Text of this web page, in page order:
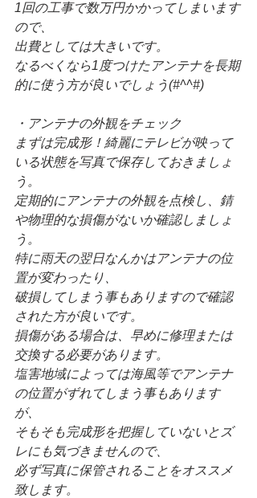
1回の工事で数万円かかってしまいます
ので、
出費としては大きいです。
なるべくなら1度つけたアンテナを長期
的に使う方が良いでしょう(#^^#)
・アンテナの外観をチェック
まずは完成形！綺麗にテレビが映って
いる状態を写真で保存しておきましょ
う。
定期的にアンテナの外観を点検し、錆
や物理的な損傷がないか確認しましょ
う。
特に雨天の翌日なんかはアンテナの位
置が変わったり、
破損してしまう事もありますので確認
された方が良いです。
損傷がある場合は、早めに修理または
交換する必要があります。
塩害地域によっては海風等でアンテナ
の位置がずれてしまう事もあります
が、
そもそも完成形を把握していないとズ
レにも気づきませんので、
必ず写真に保管されることをオススメ
致します。